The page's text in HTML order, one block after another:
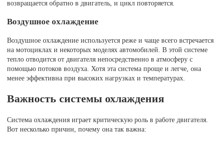
возвращается обратно в двигатель, и цикл повторяется.
Воздушное охлаждение
Воздушное охлаждение используется реже и чаще всего встречается
на мотоциклах и некоторых моделях автомобилей. В этой системе
тепло отводится от двигателя непосредственно в атмосферу с
помощью потоков воздуха. Хотя эта система проще и легче, она
менее эффективна при высоких нагрузках и температурах.
Важность системы охлаждения
Система охлаждения играет критическую роль в работе двигателя.
Вот несколько причин, почему она так важна: